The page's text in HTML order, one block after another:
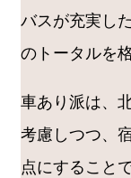
バスが充実し
のトータルを
車あり派は、
考慮しつつ、
点にすること